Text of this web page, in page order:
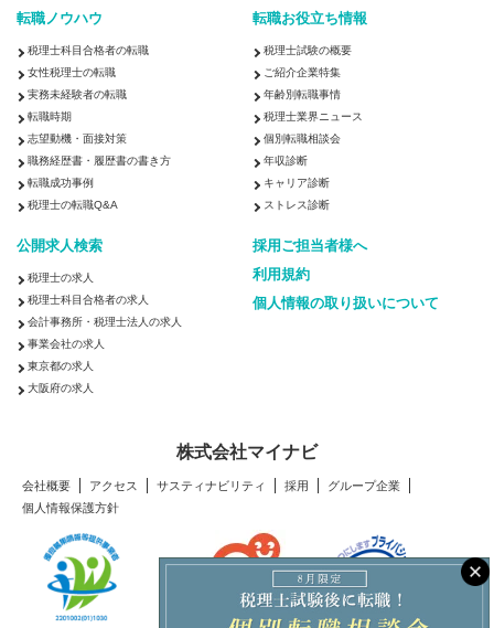
転職ノウハウ
税理士科目合格者の転職
女性税理士の転職
実務未経験者の転職
転職時期
志望動機・面接対策
職務経歴書・履歴書の書き方
転職成功事例
税理士の転職Q&A
転職お役立ち情報
税理士試験の概要
ご紹介企業特集
年齢別転職事情
税理士業界ニュース
個別転職相談会
年収診断
キャリア診断
ストレス診断
公開求人検索
税理士の求人
税理士科目合格者の求人
会計事務所・税理士法人の求人
事業会社の求人
東京都の求人
大阪府の求人
採用ご担当者様へ
利用規約
個人情報の取り扱いについて
株式会社マイナビ
会社概要 アクセス サスティナビリティ 採用
グループ企業
個人情報保護方針